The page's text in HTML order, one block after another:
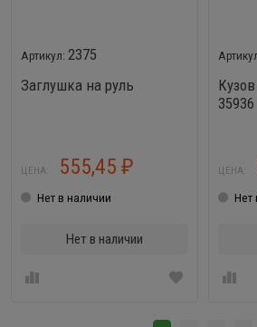
2375
Заглушка на руль
ЦЕНА: 555,45 ₽
Нет в наличии
Нет в наличии
35936
ЦЕНА:
Нет